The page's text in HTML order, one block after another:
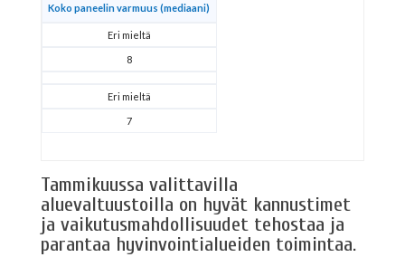
Koko paneelin varmuus (mediaani)
Eri mieltä
8
Eri mieltä
7
Tammikuussa valittavilla
aluevaltuustoilla on hyvät kannustimet
ja vaikutusmahdollisuudet tehostaa ja
parantaa hyvinvointialueiden toimintaa.